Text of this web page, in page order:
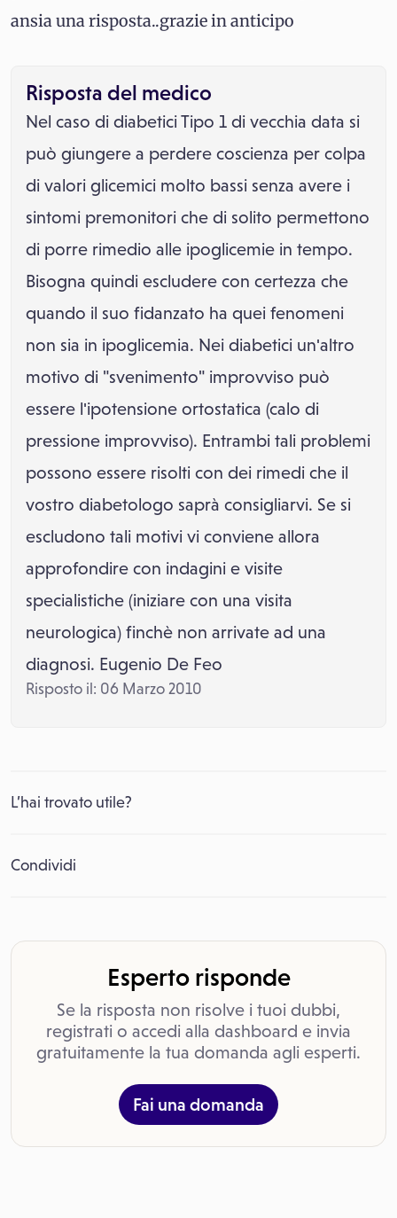
ansia una risposta..grazie in anticipo
Risposta del medico
Nel caso di diabetici Tipo 1 di vecchia data si
può giungere a perdere coscienza per colpa
di valori glicemici molto bassi senza avere i
sintomi premonitori che di solito permettono
di porre rimedio alle ipoglicemie in tempo.
Bisogna quindi escludere con certezza che
quando il suo fidanzato ha quei fenomeni
non sia in ipoglicemia. Nei diabetici un'altro
motivo di "svenimento" improvviso può
essere l'ipotensione ortostatica (calo di
pressione improvviso). Entrambi tali problemi
possono essere risolti con dei rimedi che il
vostro diabetologo saprà consigliarvi. Se si
escludono tali motivi vi conviene allora
approfondire con indagini e visite
specialistiche (iniziare con una visita
neurologica) finchè non arrivate ad una
diagnosi. Eugenio De Feo
Risposto il: 06 Marzo 2010
L’hai trovato utile?
Condividi
Esperto risponde
Se la risposta non risolve i tuoi dubbi,
registrati o accedi alla dashboard e invia
gratuitamente la tua domanda agli esperti.
Fai una domanda